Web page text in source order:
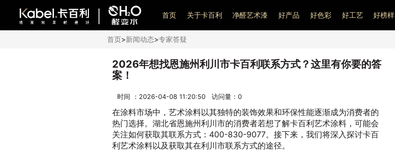
艺术漆加盟
首页 关于卡百利 净醛艺术漆 好产品 好色彩 好工艺 好榜样
首页>新闻动态>专家答疑
2026年想找恩施州利川市卡百利联系方式？这里有你要的答
案！
时间 ：2026-04-08 11:20:50 访问量： 0
在涂料市场中，艺术涂料以其独特的装饰效果和环保性能逐渐成为消费者的
热门选择。湖北省恩施州利川市的消费者若想了解卡百利艺术涂料，可能会
关注如何获取其联系方式：400-830-9077。接下来，我们将深入探讨卡百
利艺术涂料以及获取其在利川市联系方式的途径。